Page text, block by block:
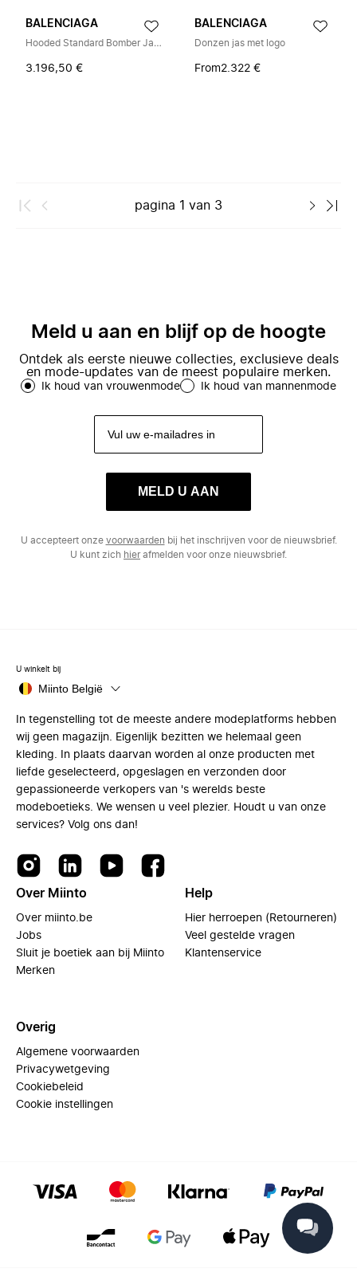
BALENCIAGA
Hooded Standard Bomber Jacket
3.196,50 €
BALENCIAGA
Donzen jas met logo
From2.322 €
pagina 1 van 3
Meld u aan en blijf op de hoogte
Ontdek als eerste nieuwe collecties, exclusieve deals
en mode-updates van de meest populaire merken.
Ik houd van vrouwenmode Ik houd van mannenmode
MELD U AAN
U accepteert onze voorwaarden bij het inschrijven voor de nieuwsbrief.
U kunt zich hierafmelden voor onze nieuwsbrief.
U winkelt bij
Miinto België
In tegenstelling tot de meeste andere modeplatforms hebben
wij geen magazijn. Eigenlijk bezitten we helemaal geen
kleding. In plaats daarvan worden al onze producten met
liefde geselecteerd, opgeslagen en verzonden door
gepassioneerde verkopers van 's werelds beste
modeboetieks. We wensen u veel plezier. Houdt u van onze
services? Volg ons dan!
Over Miinto
Over miinto.be
Jobs
Sluit je boetiek aan bij Miinto
Merken
Help
Hier herroepen (Retourneren)
Veel gestelde vragen
Klantenservice
Overig
Algemene voorwaarden
Privacywetgeving
Cookiebeleid
Cookie instellingen